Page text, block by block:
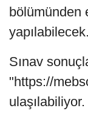
bölümünden
yapılabilecek.
Sınav
"https://
ulaşılabiliyor.